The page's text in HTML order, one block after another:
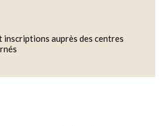
auprès des centres